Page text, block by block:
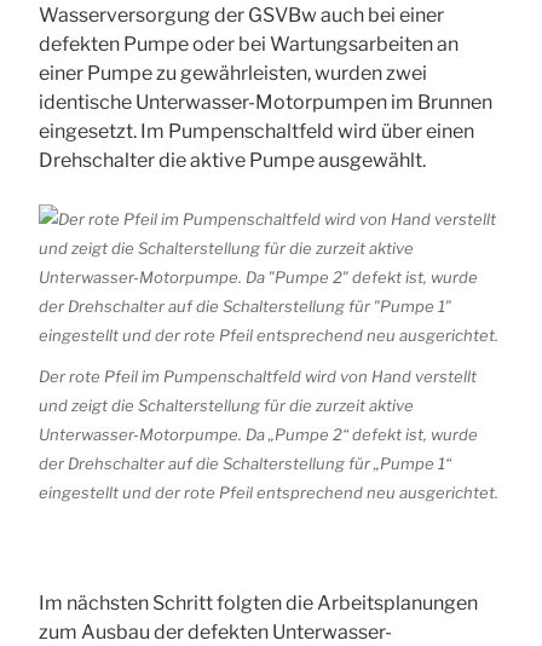
Wasserversorgung der GSVBw auch bei einer
defekten Pumpe oder bei Wartungsarbeiten an
einer Pumpe zu gewährleisten, wurden zwei
identische Unterwasser-Motorpumpen im Brunnen
eingesetzt. Im Pumpenschaltfeld wird über einen
Drehschalter die aktive Pumpe ausgewählt.
Der rote Pfeil im Pumpenschaltfeld wird von Hand verstellt
und zeigt die Schalterstellung für die zurzeit aktive
Unterwasser-Motorpumpe. Da „Pumpe 2“ defekt ist, wurde
der Drehschalter auf die Schalterstellung für „Pumpe 1“
eingestellt und der rote Pfeil entsprechend neu ausgerichtet.
Im nächsten Schritt folgten die Arbeitsplanungen
zum Ausbau der defekten Unterwasser-